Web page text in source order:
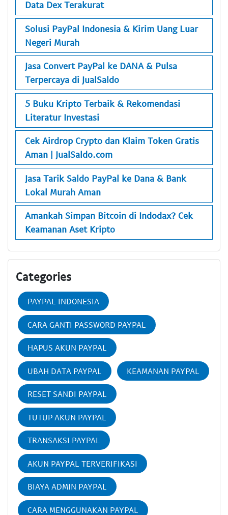
Data Dex Terakurat
Solusi PayPal Indonesia & Kirim Uang Luar
Negeri Murah
Jasa Convert PayPal ke DANA & Pulsa
Terpercaya di JualSaldo
5 Buku Kripto Terbaik & Rekomendasi
Literatur Investasi
Cek Airdrop Crypto dan Klaim Token Gratis
Aman | JualSaldo.com
Jasa Tarik Saldo PayPal ke Dana & Bank
Lokal Murah Aman
Amankah Simpan Bitcoin di Indodax? Cek
Keamanan Aset Kripto
Categories
PAYPAL INDONESIA
CARA GANTI PASSWORD PAYPAL
HAPUS AKUN PAYPAL
UBAH DATA PAYPAL KEAMANAN PAYPAL
RESET SANDI PAYPAL
TUTUP AKUN PAYPAL
TRANSAKSI PAYPAL
AKUN PAYPAL TERVERIFIKASI
BIAYA ADMIN PAYPAL
CARA MENGGUNAKAN PAYPAL